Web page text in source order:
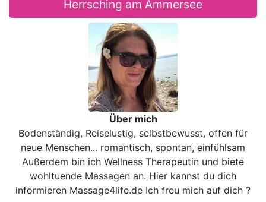
Herrsching am Ammersee
Über mich
Bodenständig, Reiselustig, selbstbewusst, offen für
neue Menschen... romantisch, spontan, einfühlsam
Außerdem bin ich Wellness Therapeutin und biete
wohltuende Massagen an. Hier kannst du dich
informieren Massage4life.de Ich freu mich auf dich ?